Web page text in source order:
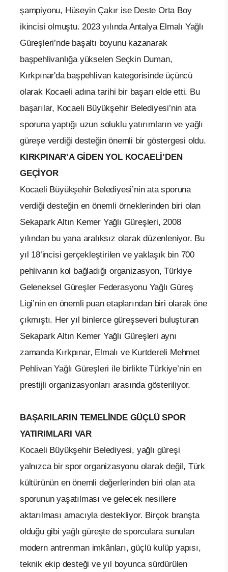
şampiyonu, Hüseyin Çakır ise Deste Orta Boy
ikincisi olmuştu. 2023 yılında Antalya Elmalı Yağlı
Güreşleri’nde başaltı boyunu kazanarak
başpehlivanlığa yükselen Seçkin Duman,
Kırkpınar'da başpehlivan kategorisinde üçüncü
olarak Kocaeli adına tarihi bir başarı elde etti. Bu
başarılar, Kocaeli Büyükşehir Belediyesi’nin ata
sporuna yaptığı uzun soluklu yatırımların ve yağlı
güreşe verdiği desteğin önemli bir göstergesi oldu.
KIRKPINAR’A GİDEN YOL KOCAELİ’DEN
GEÇİYOR
Kocaeli Büyükşehir Belediyesi’nin ata sporuna
verdiği desteğin en önemli örneklerinden biri olan
Sekapark Altın Kemer Yağlı Güreşleri, 2008
yılından bu yana aralıksız olarak düzenleniyor. Bu
yıl 18’incisi gerçekleştirilen ve yaklaşık bin 700
pehlivanın kol bağladığı organizasyon, Türkiye
Geleneksel Güreşler Federasyonu Yağlı Güreş
Ligi’nin en önemli puan etaplarından biri olarak öne
çıkmıştı. Her yıl binlerce güreşseveri buluşturan
Sekapark Altın Kemer Yağlı Güreşleri aynı
zamanda Kırkpınar, Elmalı ve Kurtdereli Mehmet
Pehlivan Yağlı Güreşleri ile birlikte Türkiye’nin en
prestijli organizasyonları arasında gösteriliyor.
BAŞARILARIN TEMELİNDE GÜÇLÜ SPOR
YATIRIMLARI VAR
Kocaeli Büyükşehir Belediyesi, yağlı güreşi
yalnızca bir spor organizasyonu olarak değil, Türk
kültürünün en önemli değerlerinden biri olan ata
sporunun yaşatılması ve gelecek nesillere
aktarılması amacıyla destekliyor. Birçok branşta
olduğu gibi yağlı güreşte de sporculara sunulan
modern antrenman imkânları, güçlü kulüp yapısı,
teknik ekip desteği ve yıl boyunca sürdürülen